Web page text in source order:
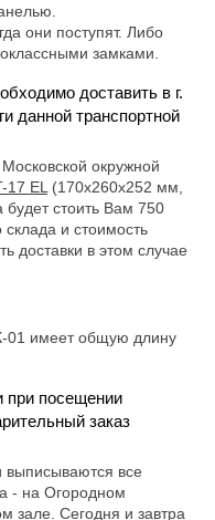
они поступят. Либо
замками.
доставить в г.
данной транспортной
окружной
17 EL (170x260x252 мм,
будет стоить Вам 750
и стоимость
доставки в этом случае
01 имеет общую длину
при посещении
заказ
выписываются все
- на Огородном
зале. Сегодня и завтра